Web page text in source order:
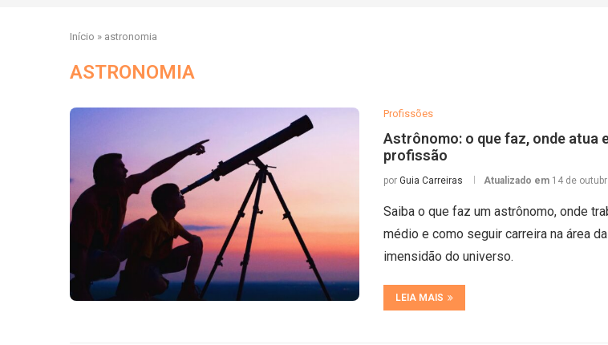
Início » astronomia
ASTRONOMIA
Profissões
Astrônomo: o que faz, onde atua
profissão
por Guia Carreiras Atualizado em 14 de
Saiba o que faz um astrônomo, onde
médio e como seguir carreira na área
imensidão do universo.
LEIA MAIS